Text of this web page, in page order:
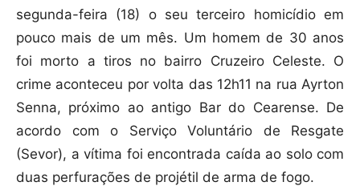
segunda-feira (18) o seu terceiro homicídio em
pouco mais de um mês. Um homem de 30 anos
foi morto a tiros no bairro Cruzeiro Celeste. O
crime aconteceu por volta das 12h11 na rua Ayrton
Senna, próximo ao antigo Bar do Cearense. De
acordo com o Serviço Voluntário de Resgate
(Sevor), a vítima foi encontrada caída ao solo com
duas perfurações de projétil de arma de fogo.